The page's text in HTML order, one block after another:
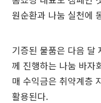
원순환과 나눔 실천에
기증된 물품은 다음 달
께 진행하는 나눔 바자
매 수익금은 취약계층
활용된다.